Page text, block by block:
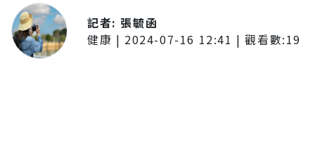
記者: 張毓函
健康 | 2024-07-16 12:41 | 觀看數:19